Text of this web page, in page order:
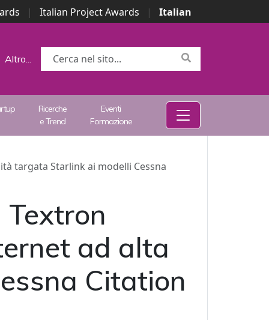
| Italian Project Awards |
Italian
Altro...
Ricerche
e Trend
Eventi
Formazione
targata Starlink ai modelli Cessna
ad alta
Citation